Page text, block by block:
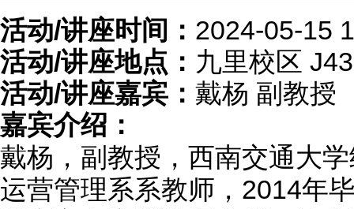
活动/讲座时间： 2024-05-15
活动/讲座地点： 九里校区
活动/讲座嘉宾： 戴杨 副教授
嘉宾介绍：
戴杨，副教授，西南交通大
运营管理系系教师，2014年